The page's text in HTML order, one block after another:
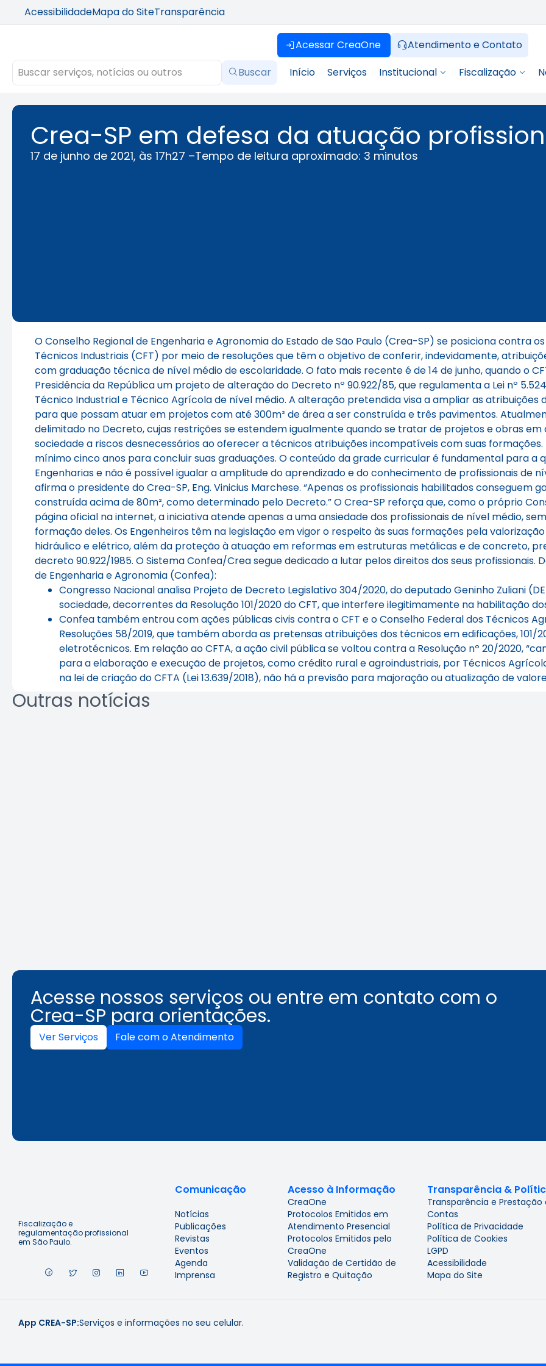
AcessibilidadeMapa do SiteTransparência
Acessar CreaOne
Atendimento e Contato
Buscar
Início Serviços Institucional Fiscalização
Crea-SP em defesa da atuação
17 de junho de 2021, às 17h27 –Tempo de leitura aproximado: 3 minutos
O Conselho Regional de Engenharia e Agronomia do Estado de São Paulo (Crea-SP) se posiciona contra
Técnicos Industriais (CFT) por meio de resoluções que têm o objetivo de conferir, indevidamente,
com graduação técnica de nível médio de escolaridade. O fato mais recente é de 14 de junho, quando o
Presidência da República um projeto de alteração do Decreto nº 90.922/85, que regulamenta a Lei nº
Técnico Industrial e Técnico Agrícola de nível médio. A alteração pretendida visa a ampliar as
para que possam atuar em projetos com até 300m² de área a ser construída e três pavimentos.
delimitado no Decreto, cujas restrições se estendem igualmente quando se tratar de projetos e obras em
sociedade a riscos desnecessários ao oferecer a técnicos atribuições incompatíveis com suas
mínimo cinco anos para concluir suas graduações. O conteúdo da grade curricular é fundamental para a
Engenharias e não é possível igualar a amplitude do aprendizado e do conhecimento de profissionais de
afirma o presidente do Crea-SP, Eng. Vinicius Marchese. “Apenas os profissionais habilitados
construída acima de 80m², como determinado pelo Decreto.” O Crea-SP reforça que, como o próprio
página oficial na internet, a iniciativa atende apenas a uma ansiedade dos profissionais de nível médio,
formação deles. Os Engenheiros têm na legislação em vigor o respeito às suas formações pela
hidráulico e elétrico, além da proteção à atuação em reformas em estruturas metálicas e de concreto,
decreto 90.922/1985. O Sistema Confea/Crea segue dedicado a lutar pelos direitos dos seus
de Engenharia e Agronomia (Confea):
Congresso Nacional analisa Projeto de Decreto Legislativo 304/2020, do deputado Geninho Zuliani
sociedade, decorrentes da Resolução 101/2020 do CFT, que interfere ilegitimamente na habilitação
Confea também entrou com ações públicas civis contra o CFT e o Conselho Federal dos Técnicos
Resoluções 58/2019, que também aborda as pretensas atribuições dos técnicos em edificações,
eletrotécnicos. Em relação ao CFTA, a ação civil pública se voltou contra a Resolução nº 20/2020,
para a elaboração e execução de projetos, como crédito rural e agroindustriais, por Técnicos
na lei de criação do CFTA (Lei 13.639/2018), não há a previsão para majoração ou atualização de
Outras notícias
Acesse nossos serviços ou entre em contato com o
Crea-SP para orientações.
Ver Serviços Fale com o Atendimento
Fiscalização e
regulamentação profissional
em São Paulo.
Comunicação
Notícias
Publicações
Revistas
Eventos
Agenda
Imprensa
Acesso à Informação
CreaOne
Protocolos Emitidos em
Atendimento Presencial
Protocolos Emitidos pelo
CreaOne
Validação de Certidão de
Registro e Quitação
Transparência &
Transparência e Prestação
Contas
Política de Privacidade
Política de Cookies
LGPD
Acessibilidade
Mapa do Site
App CREA-SP:Serviços e informações no seu celular.